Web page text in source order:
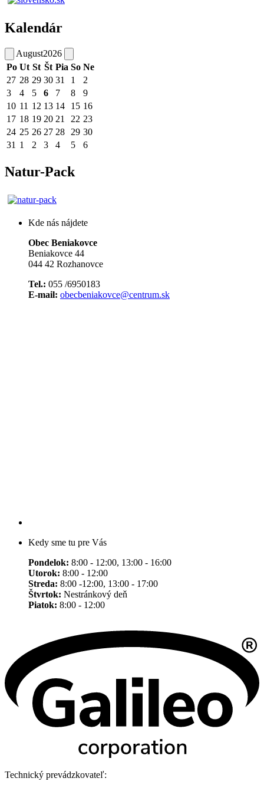
Kalendár
August2026
Po Ut St Št Pia So Ne
27 28 29 30 31 1
2
3
4 5 6 7 8
9
10 11 12 13 14 15 16
17 18 19 20 21 22 23
24 25 26 27 28 29 30
31 1 2 3 4 5 6
Natur-Pack
Kde nás nájdete
Obec Beniakovce
Beniakovce 44
044 42 Rozhanovce
Tel.: 055 /6950183
E-mail: obecbeniakovce@centrum.sk
Kedy sme tu pre Vás
Pondelok: 8:00 - 12:00, 13:00 - 16:00
Utorok: 8:00 - 12:00
Streda: 8:00 -12:00, 13:00 - 17:00
Štvrtok: Nestránkový deň
Piatok: 8:00 - 12:00
Technický prevádzkovateľ: